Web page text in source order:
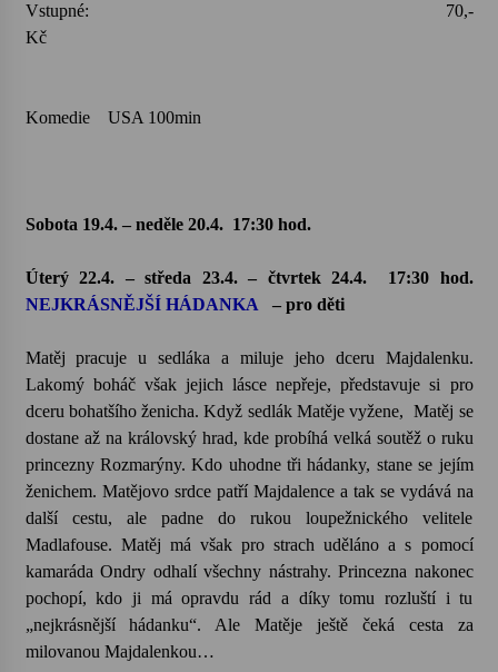
Vstupné: 70,-
Komedie USA 100min
Sobota 19.4. – neděle 20.4. 17:30 hod.
Úterý 22.4. – středa 23.4. – čtvrtek 24.4.
17:30 hod.
NEJKRÁSNĚJŠÍ HÁDANKA – pro děti
Matěj pracuje u sedláka a miluje jeho dceru Majdalenku.
Lakomý boháč však jejich lásce nepřeje, představuje si pro
dceru bohatšího ženicha. Když sedlák Matěje vyžene, Matěj se
dostane až na královský hrad, kde probíhá velká soutěž o ruku
princezny Rozmarýny. Kdo uhodne tři hádanky, stane se jejím
ženichem. Matějovo srdce patří Majdalence a tak se vydává na
další cestu, ale padne do rukou loupežnického velitele
Madlafouse. Matěj má však pro strach uděláno a s pomocí
kamaráda Ondry odhalí všechny nástrahy. Princezna nakonec
pochopí, kdo ji má opravdu rád a díky tomu rozluští i tu
„nejkrásnější hádanku“. Ale Matěje ještě čeká cesta za
milovanou Majdalenkou…